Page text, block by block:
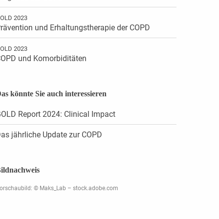
2023
und Erhaltungstherapie der COPD
2023
und Komorbiditäten
könnte Sie auch interessieren
Report 2024: Clinical Impact
jährliche Update zur COPD
© Maks_Lab – stock.adobe.com